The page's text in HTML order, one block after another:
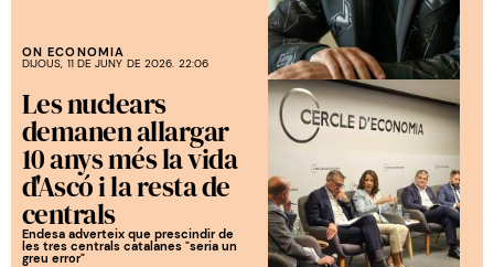
ON ECONOMIA
DIJOUS, 11 DE JUNY DE 2026. 22:06
Les nuclears
demanen allargar
10 anys més la vida
d'Ascó i la resta de
centrals
Endesa adverteix que prescindir de
les tres centrals catalanes "seria un
greu error"